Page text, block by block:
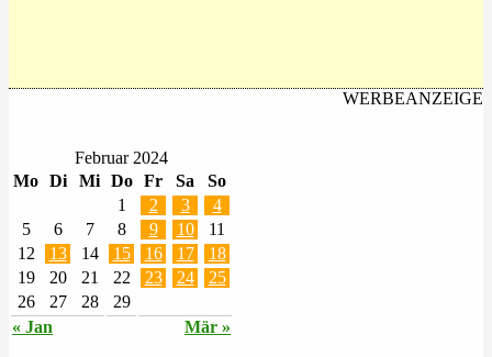
WERBEANZEIGE
Februar 2024
Mo Di Mi Do Fr Sa So
« Jan Mär »
1 2 3
4
5
6 7 8 9 10
11
12
13 14 15 16 17
18
19
20 21 22 23 24
25
26
27 28 29